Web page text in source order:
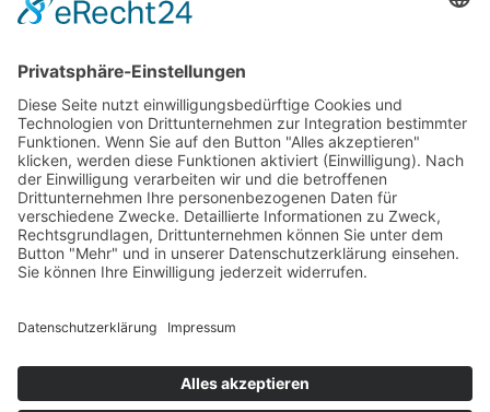
Eigentum von:Zoo Frankfurt
Zooterrassen steht auf der linken Seite ein Naturstein mit
einem Porträtrelief aus Bronze. Es ist Kurt Priemel
gewidmet und geschaffen von dem Frankfurter Bildhauer
Carl Wagner. 1908 wurde Kurt Priemel wissenschaftlicher
Direktor und 1913 Direktor des Frankfurter Zoos (bis zum
Beginn seines Ruhestandes 1938). Inschrift:
DR. KURT PRIEMEL
DIREKTOR
DES ZOOLOGISCHEN GARTENS
1908 bis 1938
Text: Kulturamt
Mehr zu Kurt Priemel:Frankfurter Personenlexikon Bio KP